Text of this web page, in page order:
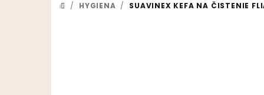
DOMOV
/ HYGIENA / SUAVINEX KEFA NA ČISTENIE